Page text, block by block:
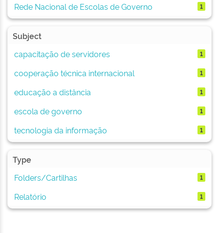
Rede Nacional de Escolas de Governo
1
Subject
capacitação de servidores
1
cooperação técnica internacional 1
educação a distância 1
escola de governo 1
tecnologia da informação 1
Type
Folders/Cartilhas
1
Relatório 1